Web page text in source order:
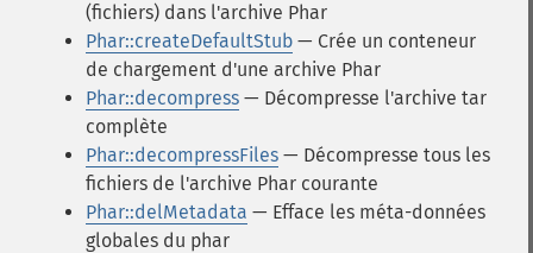
(fichiers) dans l'archive Phar
Phar::createDefaultStub — Crée un conteneur
de chargement d'une archive Phar
Phar::decompress — Décompresse l'archive tar
complète
Phar::decompressFiles — Décompresse tous les
fichiers de l'archive Phar courante
Phar::delMetadata — Efface les méta-données
globales du phar